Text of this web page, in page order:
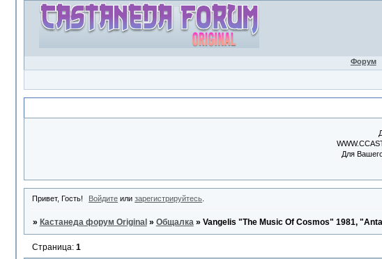
Форум
Для
Привет, Гость! Войдите илизарегистрируйтесь
» Кастанеда форум Original » Общалка » Vangelis "The Music Of Cosmos" 1981,
Страница: 1